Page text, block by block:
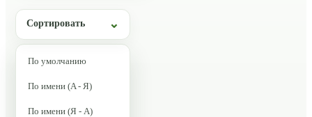
Сортировать
По умолчанию
По имени (A - Я)
По имени (Я - A)